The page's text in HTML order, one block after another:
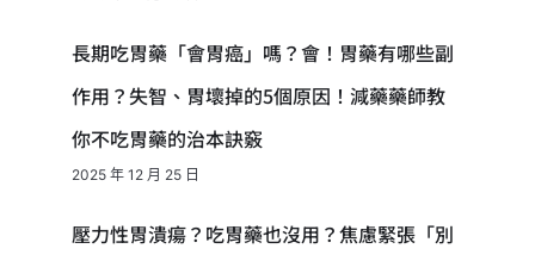
長期吃胃藥「會胃癌」嗎？會！胃藥有哪些副
作用？失智、胃壞掉的5個原因！減藥藥師教
你不吃胃藥的治本訣竅
2025 年 12 月 25 日
壓力性胃潰瘍？吃胃藥也沒用？焦慮緊張「別